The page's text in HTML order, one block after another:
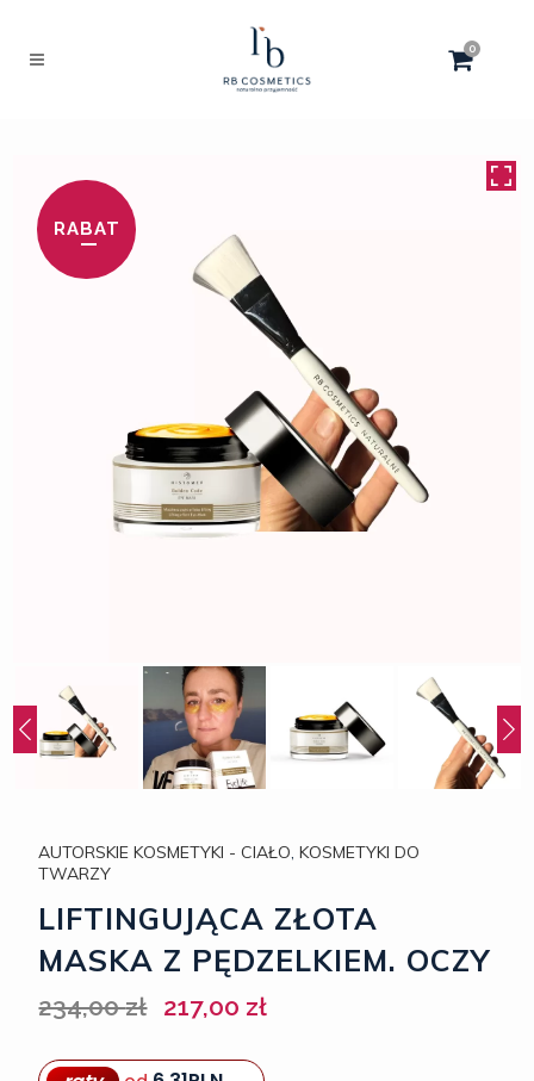
0
RABAT
AUTORSKIE KOSMETYKI - CIAŁO,KOSMETYKI DO
TWARZY
LIFTINGUJĄCA ZŁOTA
MASKA Z PĘDZELKIEM. OCZY
234,00zł
Pierwotna
wynosiła:
217,00 złAktualna